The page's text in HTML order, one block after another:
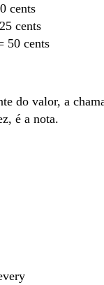
cents
cents
50 cents
do valor, a
é a nota.